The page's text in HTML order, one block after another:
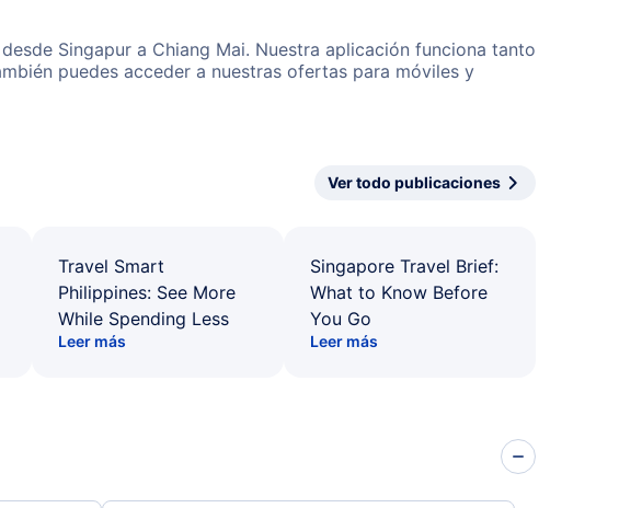
Singapur a Chiang Mai. Nuestra aplicación funciona tanto
puedes acceder a nuestras ofertas para móviles y
Ver todo publicaciones
Travel Smart
Philippines: See More
While Spending Less
Leer más
Singapore Travel Brief:
What to Know Before
You Go
Leer más